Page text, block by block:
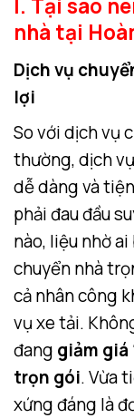
I. Tại sao
nhà tại
Dịch vụ
lợi
So với dịch vụ
thường, dịch vụ
dễ dàng và
phải đau đầu
nào, liệu nhờ
chuyển nhà
cả nhân công
vụ xe tải.
đang giảm giá
trọn gói. Vừa
xứng đáng là